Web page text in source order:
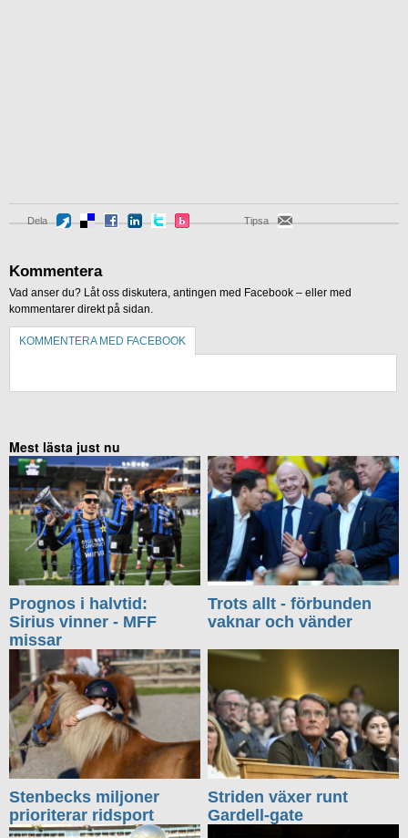
Dela Tipsa
Kommentera
Vad anser du? Låt oss diskutera, antingen med Facebook – eller med
kommentarer direkt på sidan.
KOMMENTERA MED FACEBOOK
Mest lästa just nu
Prognos i halvtid:
Sirius vinner - MFF
missar
Trots allt - förbunden
vaknar och vänder
Stenbecks miljoner
prioriterar ridsport
Striden växer runt
Gardell-gate